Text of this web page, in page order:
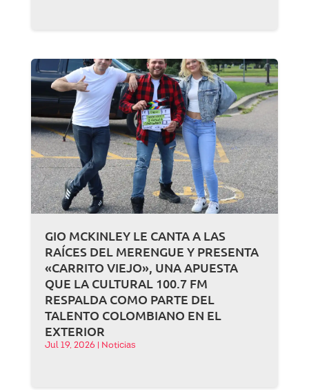
GIO MCKINLEY LE CANTA A LAS
RAÍCES DEL MERENGUE Y PRESENTA
«CARRITO VIEJO», UNA APUESTA
QUE LA CULTURAL 100.7 FM
RESPALDA COMO PARTE DEL
TALENTO COLOMBIANO EN EL
EXTERIOR
Jul 19, 2026 Noticias